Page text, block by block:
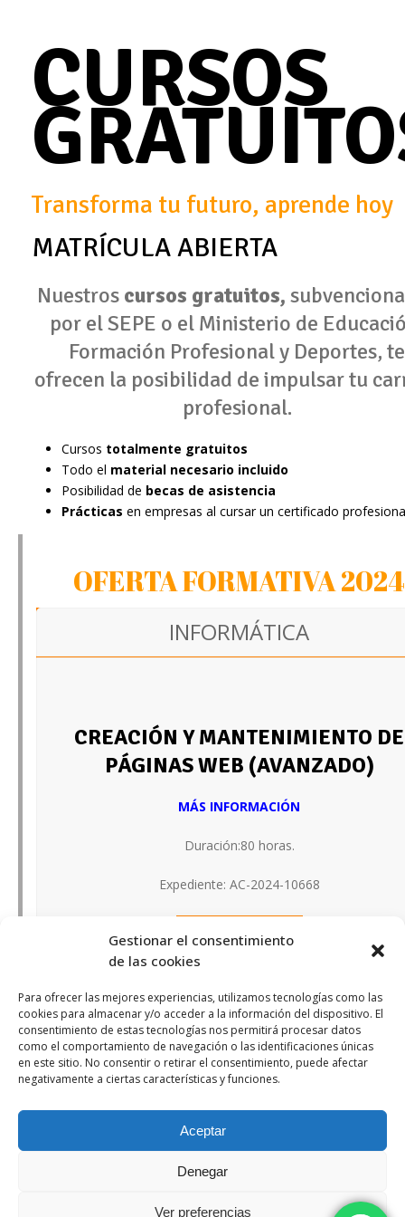
Gestionar el consentimiento
de las cookies
Para ofrecer las mejores experiencias, utilizamos tecnologías como las
cookies para almacenar y/o acceder a la información del dispositivo. El
consentimiento de estas tecnologías nos permitirá procesar datos
como el comportamiento de navegación o las identificaciones únicas
en este sitio. No consentir o retirar el consentimiento, puede afectar
negativamente a ciertas características y funciones.
Aceptar
Denegar
Ver preferencias
CURSOS
Transforma tu futuro, aprende hoy
MATRÍCULA ABIERTA
Nuestros cursos gratuitos,
por el SEPE o el Ministerio de
Formación Profesional y Deportes, te
ofrecen la posibilidad de impulsar tu
profesional.
Cursos totalmente gratuitos
Todo el material necesario incluido
Posibilidad de becas de asistencia
Prácticas en empresas al cursar un certificado
OFERTA FORMATIVA 2024
INFORMÁTICA
CREACIÓN Y MANTENIMIENTO DE
PÁGINAS WEB (AVANZADO)
MÁS INFORMACIÓN
Duración:80 horas.
Expediente: AC-2024-10668
Preinscribirse
SEGURIDAD INFORMÁTICA
MÁS INFORMACIÓN
Duración: 500 horas.
Expediente: AC-202410691